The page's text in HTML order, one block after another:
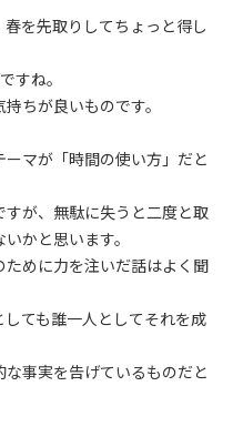
を先取りしてちょっと得し
すね。
ちが良いものです。
マが「時間の使い方」だと
が、無駄に失うと二度と取
かと思います。
めに力を注いだ話はよく聞
ても誰一人としてそれを成
事実を告げているものだと